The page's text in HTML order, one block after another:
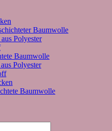
Baumwolle
Polyester
Baumwolle
Polyester
Baumwolle